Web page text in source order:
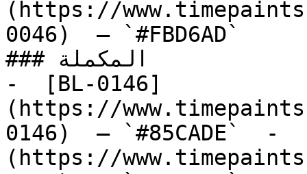
(https://
0046)  — `#FBD6AD`
### المكملة
-  [BL-0146]
(https://
0146)  — `#85CADE`  -
(https://